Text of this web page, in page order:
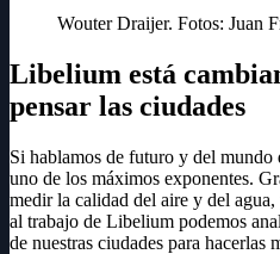
Wouter Draijer. Fotos: Juan
Libelium está
pensar las ciudades
Si hablamos de futuro y del
uno de los máximos exponentes.
medir la calidad del aire y del
al trabajo de Libelium podemos
de nuestras ciudades para hacerlas